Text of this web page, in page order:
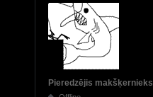
Pieredzējis makšķernieks